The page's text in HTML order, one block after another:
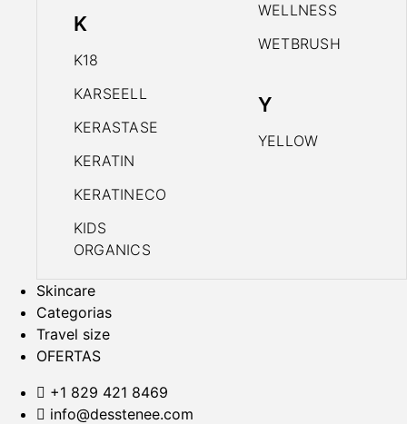
K
K18
KARSEELL
KERASTASE
KERATIN
KERATINECO
KIDS
ORGANICS
WELLNESS
WETBRUSH
Y
YELLOW
Skincare
Categorias
Travel size
OFERTAS
+1 829 421 8469
info@desstenee.com